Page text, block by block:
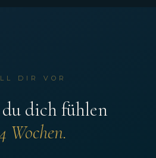
DIR VOR
dich fühlen
Wochen.